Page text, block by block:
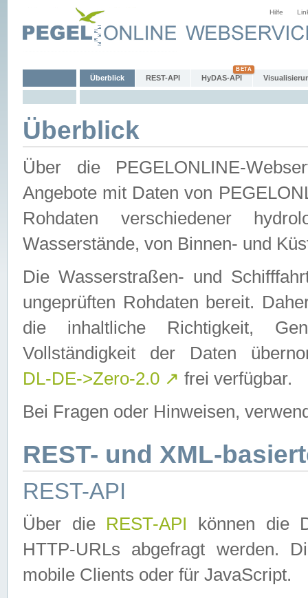
Hilfe
Überblick REST-API HyDAS-API
Überblick
Über die PEGELONLINE-
Angebote mit Daten von
Rohdaten verschiedener
Wasserstände, von Binnen- und
Die Wasserstraßen- und
ungeprüften Rohdaten bereit.
die inhaltliche Richtigkeit,
Vollständigkeit der Daten
DL-DE->Zero-2.0 ↗ frei verfügbar.
Bei Fragen oder Hinweisen,
REST- und XML-
REST-API
Über die REST-API können die
HTTP-URLs abgefragt werden.
mobile Clients oder für JavaScript.